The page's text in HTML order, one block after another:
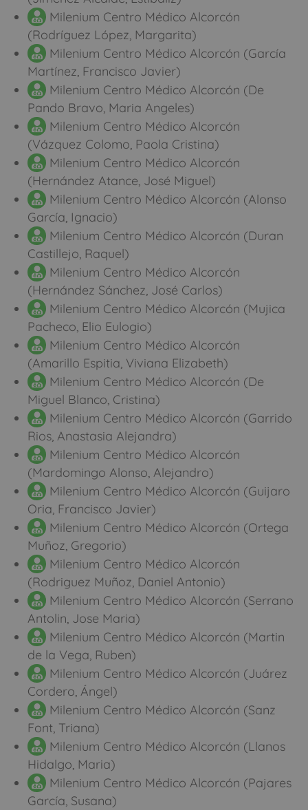
Milenium Centro Médico Alcorcón
(Rodríguez López, Margarita)
Milenium Centro Médico Alcorcón (García
Martínez, Francisco Javier)
Milenium Centro Médico Alcorcón (De
Pando Bravo, Maria Angeles)
Milenium Centro Médico Alcorcón
(Vázquez Colomo, Paola Cristina)
Milenium Centro Médico Alcorcón
(Hernández Atance, José Miguel)
Milenium Centro Médico Alcorcón (Alonso
García, Ignacio)
Milenium Centro Médico Alcorcón (Duran
Castillejo, Raquel)
Milenium Centro Médico Alcorcón
(Hernández Sánchez, José Carlos)
Milenium Centro Médico Alcorcón (Mujica
Pacheco, Elio Eulogio)
Milenium Centro Médico Alcorcón
(Amarillo Espitia, Viviana Elizabeth)
Milenium Centro Médico Alcorcón (De
Miguel Blanco, Cristina)
Milenium Centro Médico Alcorcón (Garrido
Rios, Anastasia Alejandra)
Milenium Centro Médico Alcorcón
(Mardomingo Alonso, Alejandro)
Milenium Centro Médico Alcorcón (Guijaro
Oria, Francisco Javier)
Milenium Centro Médico Alcorcón (Ortega
Muñoz, Gregorio)
Milenium Centro Médico Alcorcón
(Rodriguez Muñoz, Daniel Antonio)
Milenium Centro Médico Alcorcón (Serrano
Antolin, Jose Maria)
Milenium Centro Médico Alcorcón (Martin
de la Vega, Ruben)
Milenium Centro Médico Alcorcón (Juárez
Cordero, Ángel)
Milenium Centro Médico Alcorcón (Sanz
Font, Triana)
Milenium Centro Médico Alcorcón (Llanos
Hidalgo, Maria)
Milenium Centro Médico Alcorcón (Pajares
García, Susana)